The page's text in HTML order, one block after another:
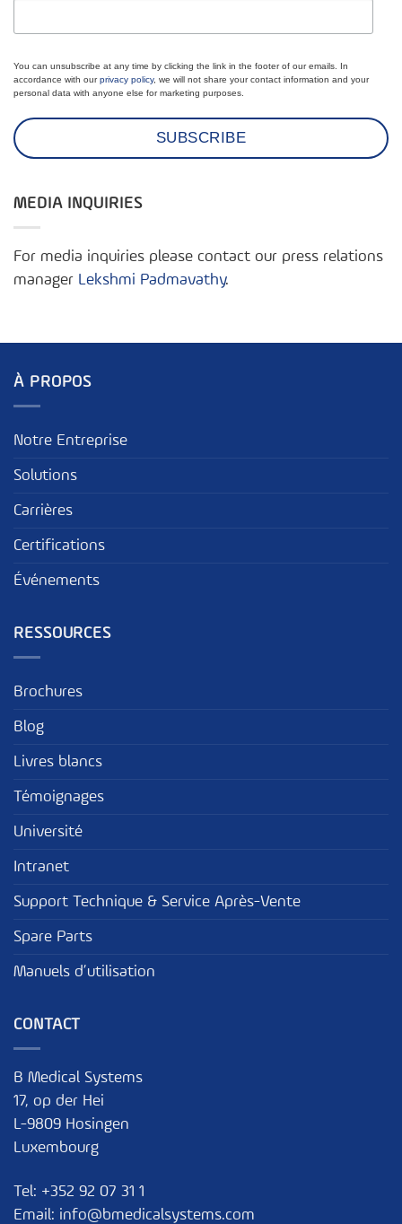
You can unsubscribe at any time by clicking the link in the footer of our emails. In
accordance with ourprivacy policy, we will not share your contact information and your
personal data with anyone else for marketing purposes.
MEDIA INQUIRIES
For media inquiries please contact our press relations
manager Lekshmi Padmavathy.
À PROPOS
Notre Entreprise
Solutions
Carrières
Certifications
Événements
RESSOURCES
Brochures
Blog
Livres blancs
Témoignages
Université
Intranet
Support Technique & Service Après-Vente
Spare Parts
Manuels d’utilisation
CONTACT
B Medical Systems
17, op der Hei
L-9809 Hosingen
Luxembourg
Tel: +352 92 07 31 1
Email: info@bmedicalsystems.com